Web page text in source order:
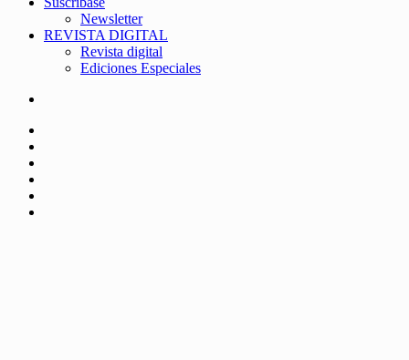
Newsletter
REVISTA DIGITAL
Revista digital
Ediciones Especiales